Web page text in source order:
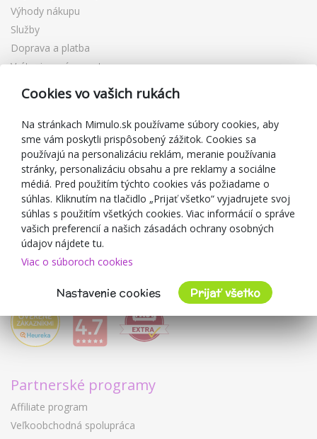
Výhody nákupu
Služby
Doprava a platba
Vrátenie a výmena tovaru
Reklamácia
Darčekové poukážky
Zľavové kupóny
Blog
O predajcovi
Mimulo.sk
Obchodné podmienky
Ochrana osobných údajov GDPR
Kontakty
Spolupracujeme
Partnerské programy
Affiliate program
Veľkoobchodná spolupráca
Cookies vo vašich rukách
Na stránkach Mimulo.sk používame súbory cookies, aby
sme vám poskytli prispôsobený zážitok. Cookies sa
používajú na personalizáciu reklám, meranie používania
stránky, personalizáciu obsahu a pre reklamy a sociálne
médiá. Pred použitím týchto cookies vás požiadame o
súhlas. Kliknutím na tlačidlo „Prijať všetko“ vyjadrujete svoj
súhlas s použitím všetkých cookies. Viac informácií o správe
vašich preferencií a našich zásadách ochrany osobných
údajov nájdete tu.
Viac o súboroch cookies
Nastavenie cookies Prijať všetko